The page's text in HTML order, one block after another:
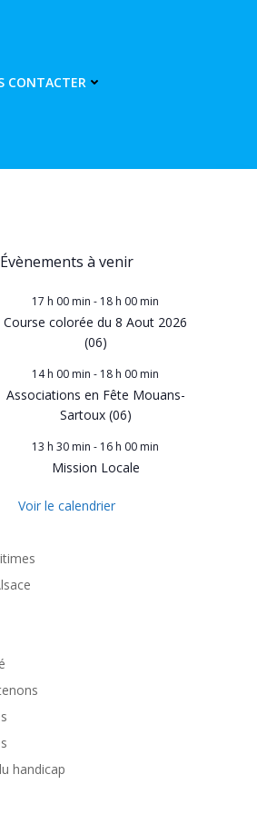
CONTACTER
Évènements à venir
17 h 00 min - 18 h 00 min
Course colorée du 8 Aout 2026
(06)
14 h 00 min - 18 h 00 min
Associations en Fête Mouans-
Sartoux (06)
13 h 30 min - 16 h 00 min
Mission Locale
Voir le calendrier
handicap